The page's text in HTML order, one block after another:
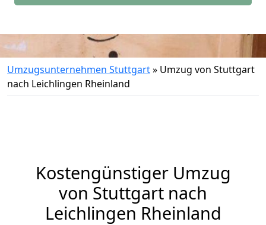
Umzugsunternehmen Stuttgart» Umzug von Stuttgart
nach Leichlingen Rheinland
Kostengünstiger Umzug
von Stuttgart nach
Leichlingen Rheinland